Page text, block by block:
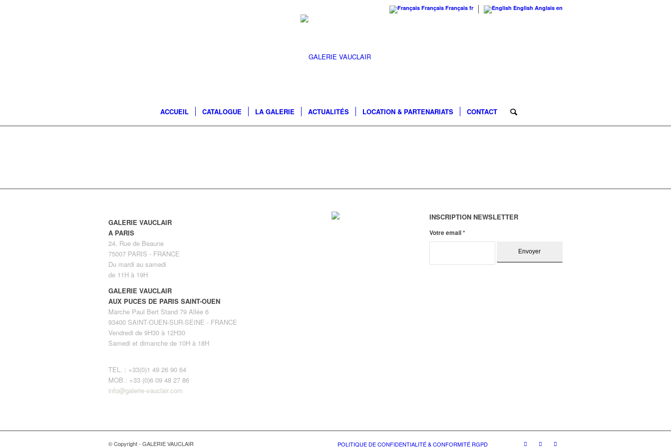
Français Français fr English Anglais en
ACCUEIL CATALOGUE LA GALERIE ACTUALITÉS LOCATION & PARTENARIATS CONTACT
GALERIE VAUCLAIR
A PARIS
24, Rue de Beaune
75007 PARIS - FRANCE
Du mardi au samedi
de 11H à 19H
GALERIE VAUCLAIR
AUX PUCES DE PARIS SAINT-OUEN
Marche Paul Bert Stand 79 Allée 6
93400 SAINT-OUEN-SUR-SEINE - FRANCE
Vendredi de 9H30 à 12H30
Samedi et dimanche de 10H à 18H
TEL. : +33(0)1 49 26 90 64
MOB.: +33 (0)6 09 48 27 86
info@galerie-vauclair.com
INSCRIPTION NEWSLETTER
Votre email*
© Copyright - GALERIE VAUCLAIR POLITIQUE DE CONFIDENTIALITÉ & CONFORMITÉ RGPD